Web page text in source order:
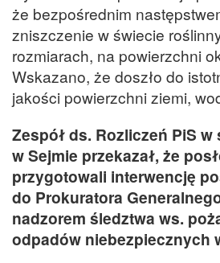
że bezpośrednim
zniszczenie w świecie
rozmiarach, na powierzchni
Wskazano, że doszło do
jakości powierzchni ziemi,
Zespół ds. Rozliczeń PiS
w Sejmie przekazał, że
przygotowali interwencję
do Prokuratora
nadzorem śledztwa ws.
odpadów niebezpiecznych